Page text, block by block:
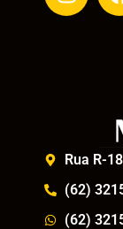
Rua R-
(62)
(62)